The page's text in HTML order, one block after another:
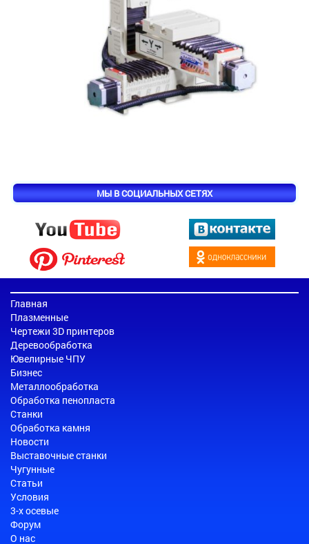
МЫ В СОЦИАЛЬНЫХ СЕТЯХ
Главная
Плазменные
Чертежи 3D принтеров
Деревообработка
Ювелирные ЧПУ
Бизнес
Металлообработка
Обработка пенопласта
Станки
Обработка камня
Новости
Выставочные станки
Чугунные
Статьи
Условия
3-х осевые
Форум
О нас